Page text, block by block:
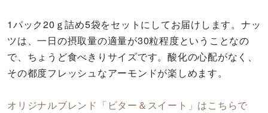
1パック20ｇ詰め5袋をセットにしてお届けします。ナッ
ツは、一日の摂取量の適量が30粒程度ということなの
で、ちょうど食べきりサイズです。酸化の心配がなく、
その都度フレッシュなアーモンドが楽しめます。
オリジナルブレンド「ビター＆スイート」はこちらで